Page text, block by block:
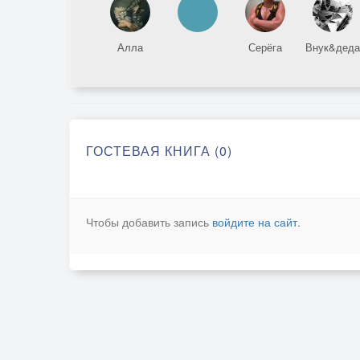
Алла Серёга Внук&деда
ГОСТЕВАЯ КНИГА (0)
Чтобы добавить запись войдите на сайт.